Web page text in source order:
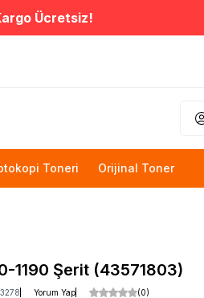
Ücretsiz!
Toneri Orijinal Toner
1190 Şerit (43571803)
Yorum Yap (0)